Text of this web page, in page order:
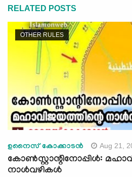
RELATED POSTS
OTHER RULES
ഉനൈസ് കോക്കാടൻ Aug 21,
കോണ്‍സ്റ്റാന്റിനോപ്പിൾ:
നാൾവഴികൾ